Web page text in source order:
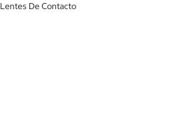
Lentes De Contacto